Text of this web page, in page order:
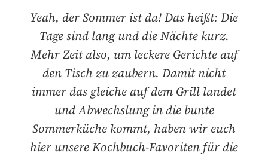
Yeah, der Sommer ist da! Das heißt: Die
Tage sind lang und die Nächte kurz.
Mehr Zeit also, um leckere Gerichte auf
den Tisch zu zaubern. Damit nicht
immer das gleiche auf dem Grill landet
und Abwechslung in die bunte
Sommerküche kommt, haben wir euch
hier unsere Kochbuch-Favoriten für die